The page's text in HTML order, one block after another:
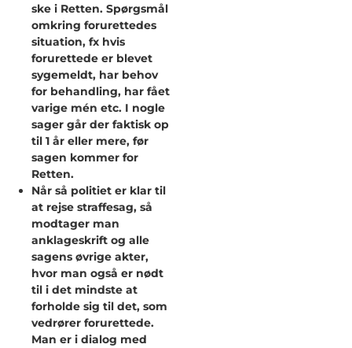
ske i Retten. Spørgsmål
omkring forurettedes
situation, fx hvis
forurettede er blevet
sygemeldt, har behov
for behandling, har fået
varige mén etc. I nogle
sager går der faktisk op
til 1 år eller mere, før
sagen kommer for
Retten.
Når så politiet er klar til
at rejse straffesag, så
modtager man
anklageskrift og alle
sagens øvrige akter,
hvor man også er nødt
til i det mindste at
forholde sig til det, som
vedrører forurettede.
Man er i dialog med